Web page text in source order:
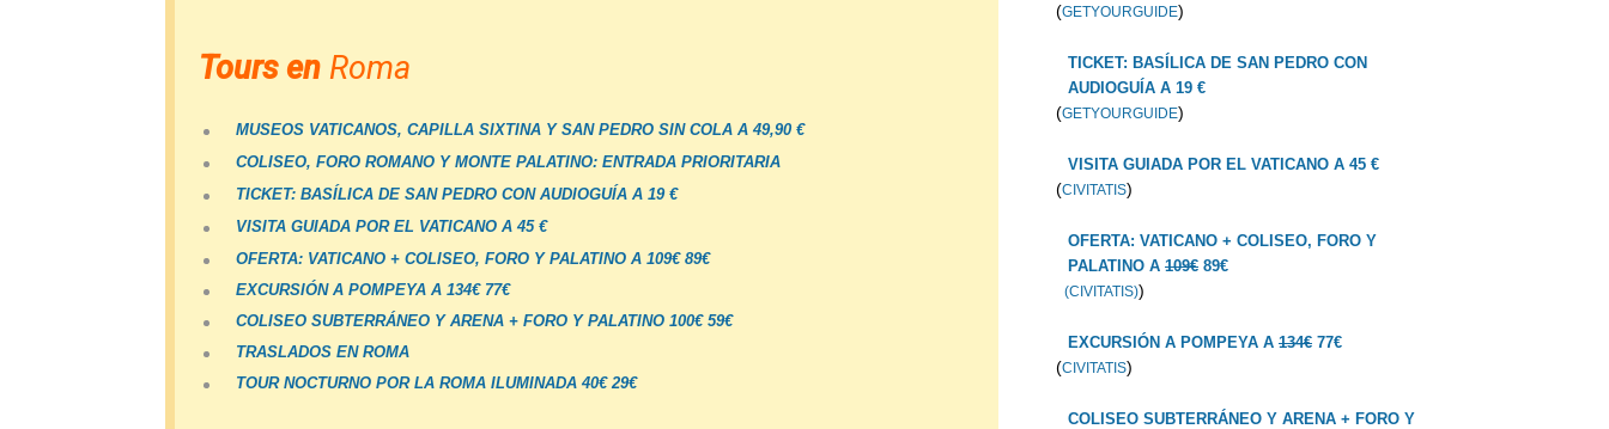
Tours en Roma
MUSEOS VATICANOS, CAPILLA SIXTINA Y SAN PEDRO SIN COLA A 49,90 €
COLISEO, FORO ROMANO Y MONTE PALATINO: ENTRADA PRIORITARIA
TICKET: BASÍLICA DE SAN PEDRO CON AUDIOGUÍA A 19 €
VISITA GUIADA POR EL VATICANO A 45 €
OFERTA: VATICANO + COLISEO, FORO Y PALATINO A 109€ 89€
EXCURSIÓN A POMPEYA A 134€ 77€
COLISEO SUBTERRÁNEO Y ARENA + FORO Y PALATINO 100€ 59€
TRASLADOS EN ROMA
TOUR NOCTURNO POR LA ROMA ILUMINADA 40€ 29€
(GETYOURGUIDE)
TICKET: BASÍLICA DE SAN PEDRO CON
AUDIOGUÍA A 19 €
(GETYOURGUIDE)
VISITA GUIADA POR EL VATICANO A 45 €
(CIVITATIS)
OFERTA: VATICANO + COLISEO, FORO Y
PALATINO A 109€ 89€
(CIVITATIS))
EXCURSIÓN A POMPEYA A 134€ 77€
(CIVITATIS)
COLISEO SUBTERRÁNEO Y ARENA + FORO Y